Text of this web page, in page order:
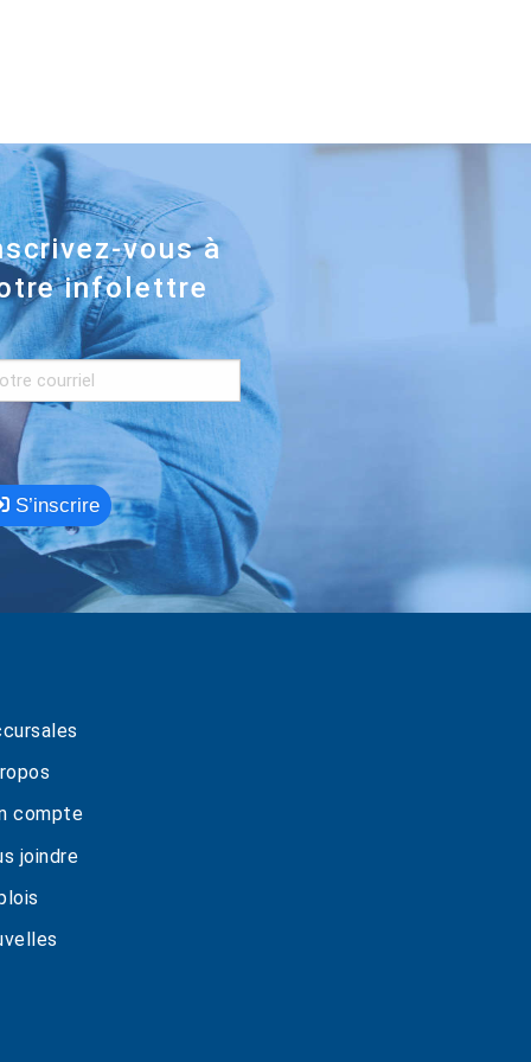
vous à
infolettre
S’inscrire
compte
joindre